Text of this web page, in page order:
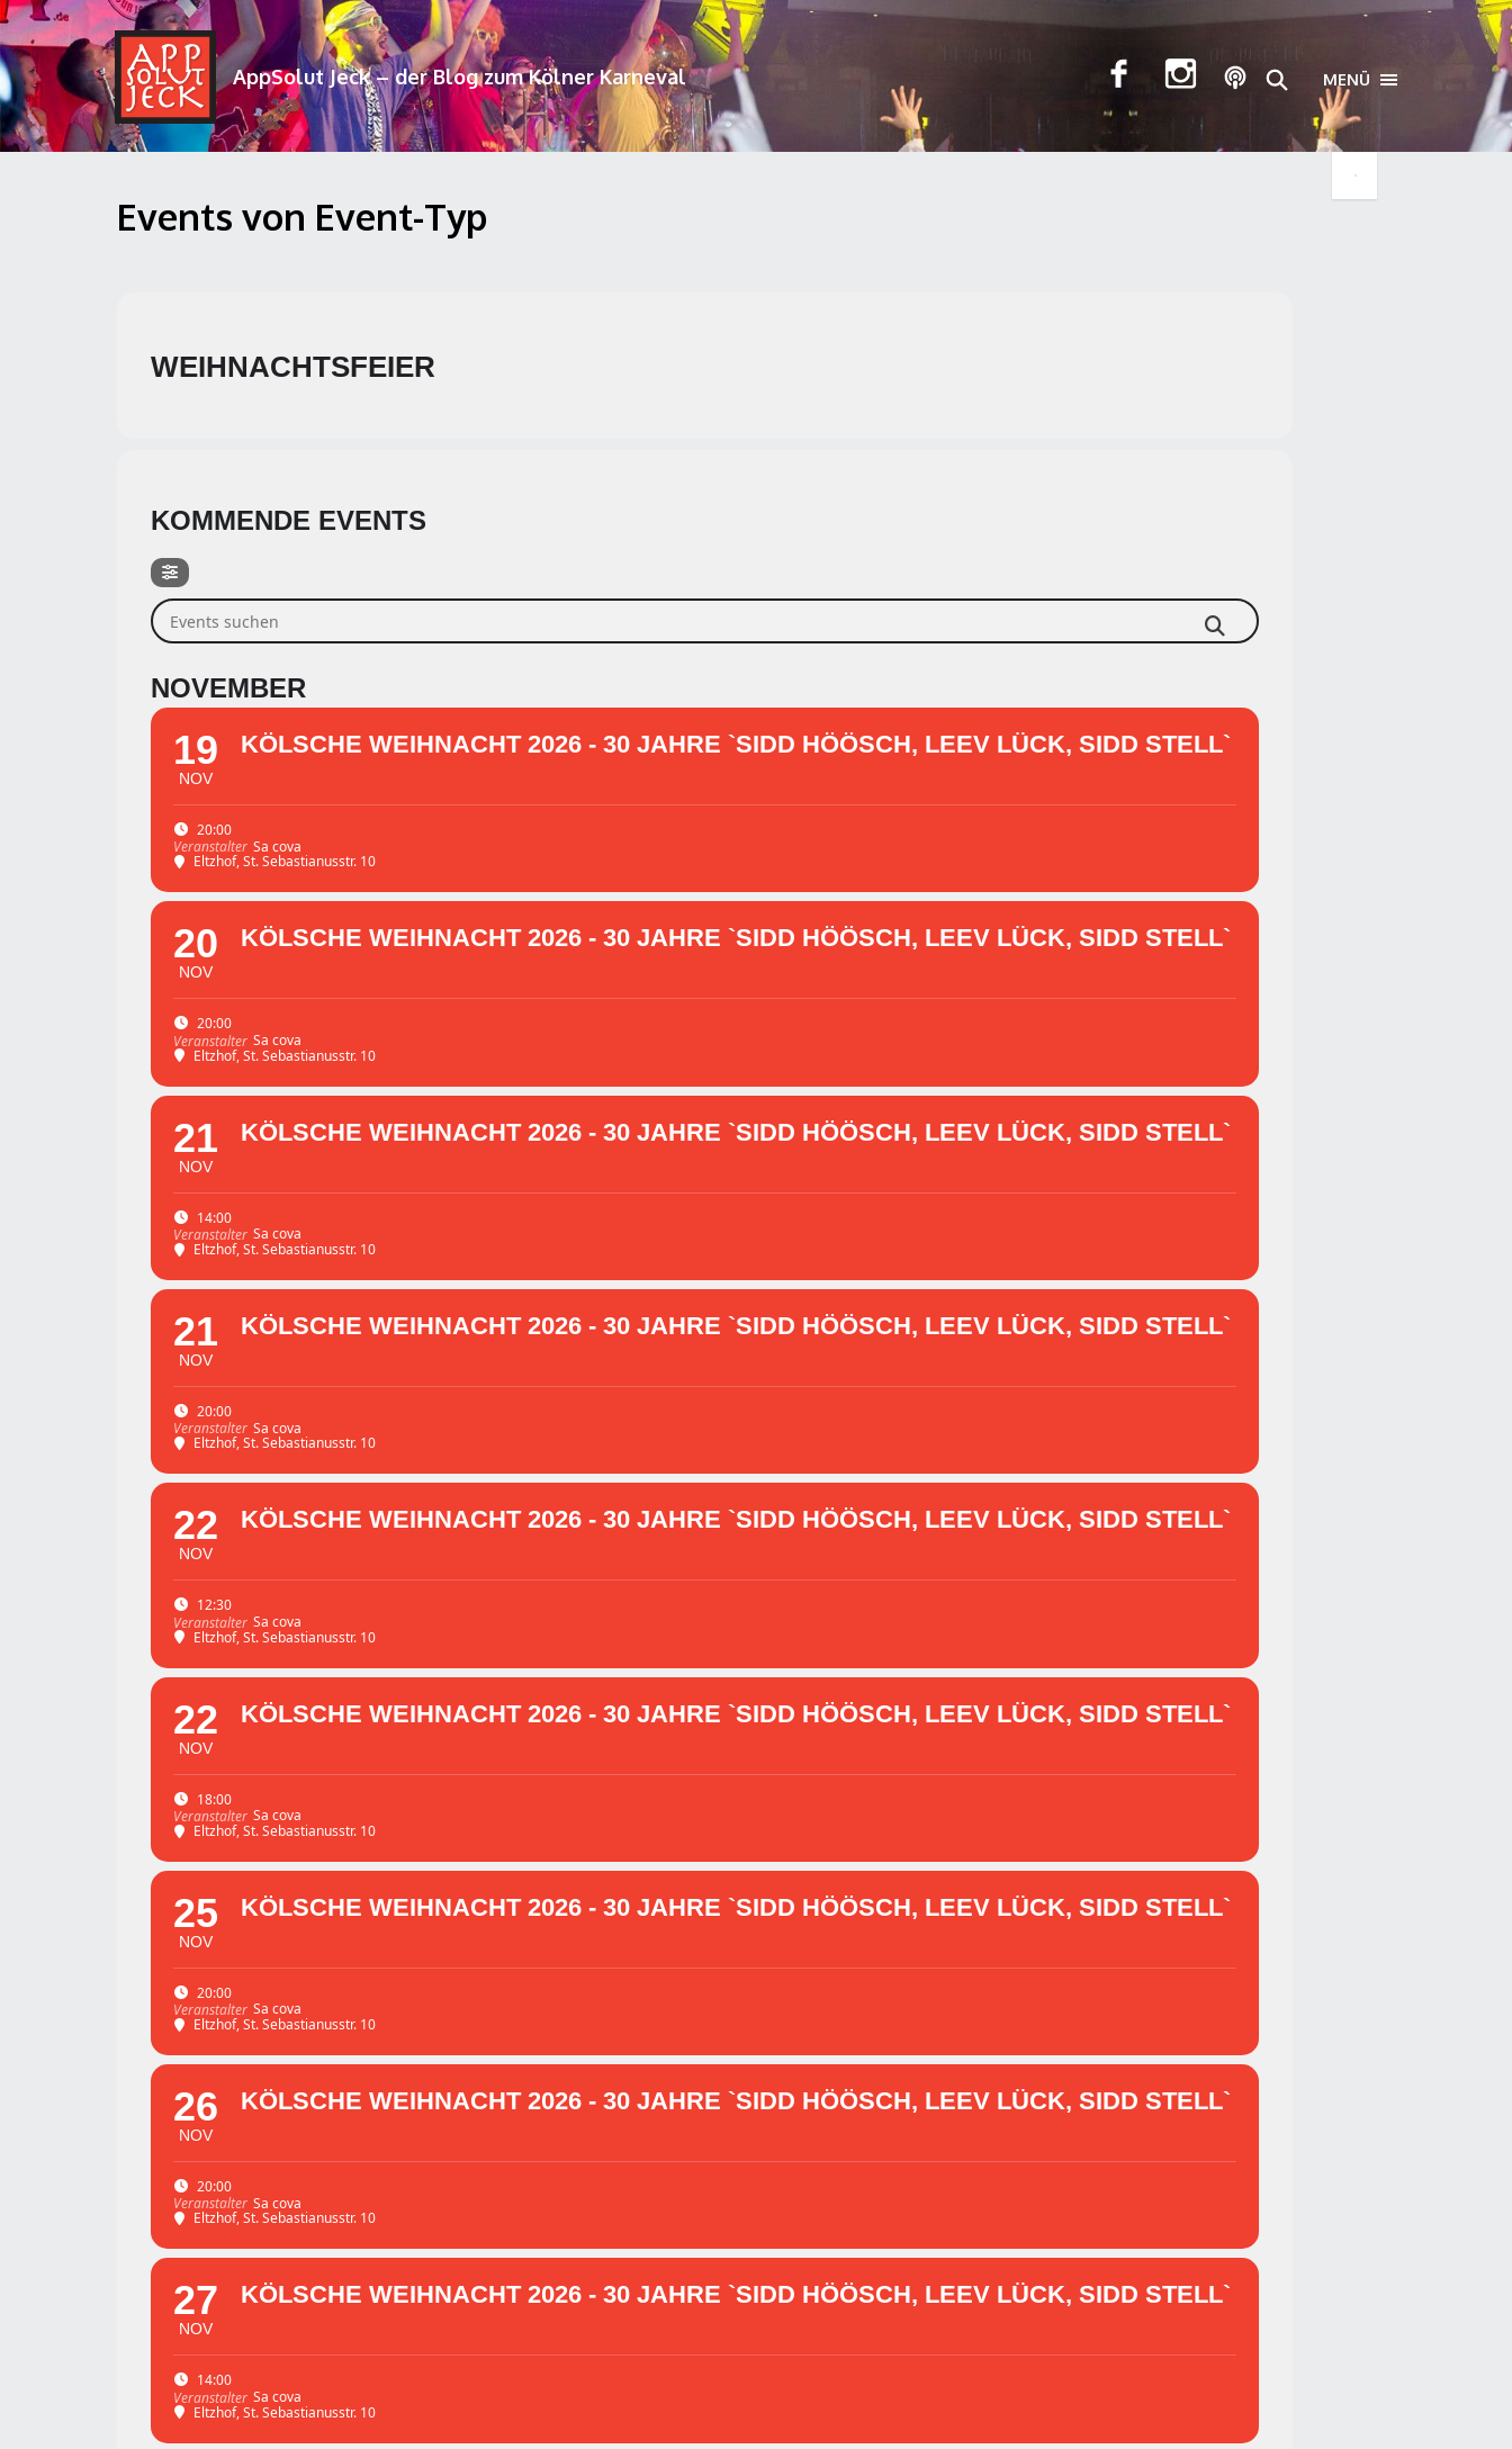
AppSolut Jeck – der Blog zum Kölner Karneval MENÜ TOGGLE
Events von Event-Typ
WEIHNACHTSFEIER
KOMMENDE EVENTS
Events suchen
NOVEMBER
20:00
Veranstalter Sa cova
Eltzhof, St. Sebastianusstr. 10
19
NOV
KÖLSCHE WEIHNACHT 2026 - 30 JAHRE `SIDD HÖÖSCH, LEEV LÜCK, SIDD STELL`
20:00
Veranstalter Sa cova
Eltzhof, St. Sebastianusstr. 10
20
NOV
KÖLSCHE WEIHNACHT 2026 - 30 JAHRE `SIDD HÖÖSCH, LEEV LÜCK, SIDD STELL`
14:00
Veranstalter Sa cova
Eltzhof, St. Sebastianusstr. 10
21
NOV
KÖLSCHE WEIHNACHT 2026 - 30 JAHRE `SIDD HÖÖSCH, LEEV LÜCK, SIDD STELL`
20:00
Veranstalter Sa cova
Eltzhof, St. Sebastianusstr. 10
21
NOV
KÖLSCHE WEIHNACHT 2026 - 30 JAHRE `SIDD HÖÖSCH, LEEV LÜCK, SIDD STELL`
12:30
Veranstalter Sa cova
Eltzhof, St. Sebastianusstr. 10
22
NOV
KÖLSCHE WEIHNACHT 2026 - 30 JAHRE `SIDD HÖÖSCH, LEEV LÜCK, SIDD STELL`
18:00
Veranstalter Sa cova
Eltzhof, St. Sebastianusstr. 10
22
NOV
KÖLSCHE WEIHNACHT 2026 - 30 JAHRE `SIDD HÖÖSCH, LEEV LÜCK, SIDD STELL`
20:00
Veranstalter Sa cova
Eltzhof, St. Sebastianusstr. 10
25
NOV
KÖLSCHE WEIHNACHT 2026 - 30 JAHRE `SIDD HÖÖSCH, LEEV LÜCK, SIDD STELL`
20:00
Veranstalter Sa cova
Eltzhof, St. Sebastianusstr. 10
26
NOV
KÖLSCHE WEIHNACHT 2026 - 30 JAHRE `SIDD HÖÖSCH, LEEV LÜCK, SIDD STELL`
14:00
Veranstalter Sa cova
Eltzhof, St. Sebastianusstr. 10
27
NOV
KÖLSCHE WEIHNACHT 2026 - 30 JAHRE `SIDD HÖÖSCH, LEEV LÜCK, SIDD STELL`